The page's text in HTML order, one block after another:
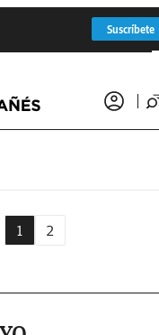
Suscríbete
1 2